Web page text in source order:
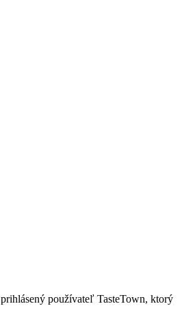
používateľ TasteTown, ktorý